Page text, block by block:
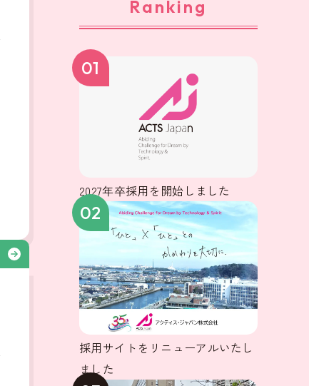
Ranking
01
2027年卒採用を開始しました
02
採用サイトをリニューアルいたし
ました